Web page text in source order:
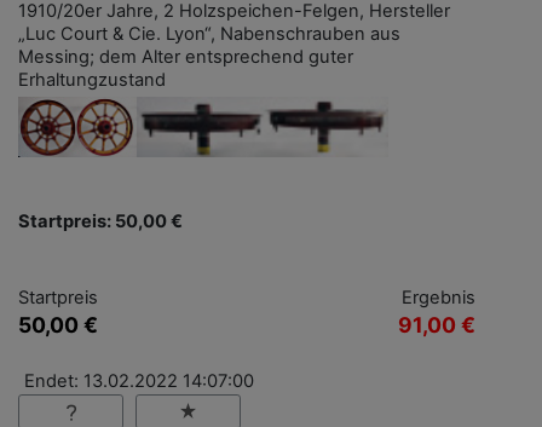
1910/20er Jahre, 2 Holzspeichen-Felgen, Hersteller
„Luc Court & Cie. Lyon“, Nabenschrauben aus
Messing; dem Alter entsprechend guter
Erhaltungzustand
Startpreis: 50,00 €
Startpreis
50,00 €
Ergebnis
91,00 €
Endet: 13.02.2022 14:07:00